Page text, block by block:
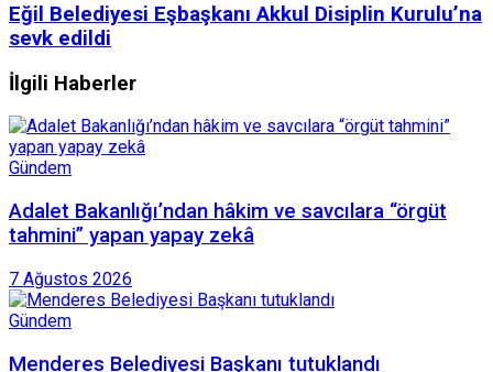
Eğil Belediyesi Eşbaşkanı Akkul Disiplin Kurulu’na
sevk edildi
İlgili Haberler
Gündem
Adalet Bakanlığı’ndan hâkim ve savcılara “örgüt
tahmini” yapan yapay zekâ
7 Ağustos 2026
Gündem
Menderes Belediyesi Başkanı tutuklandı